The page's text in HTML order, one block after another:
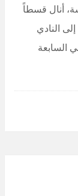
أنال قسطاً
النادي
السابعة